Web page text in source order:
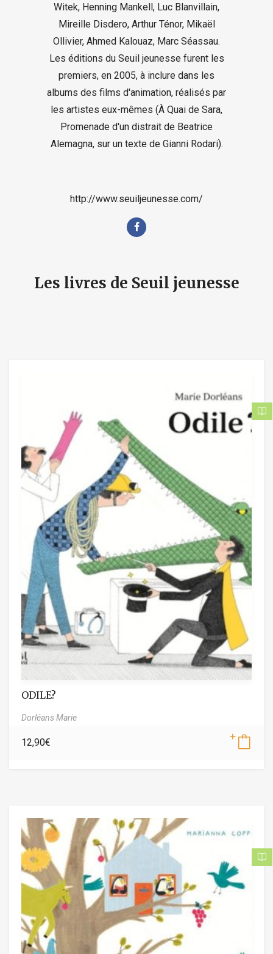
Witek, Henning Mankell, Luc Blanvillain,
Mireille Disdero, Arthur Ténor, Mikaël
Ollivier, Ahmed Kalouaz, Marc Séassau.
Les éditions du Seuil jeunesse furent les
premiers, en 2005, à inclure dans les
albums des films d'animation, réalisés par
les artistes eux-mêmes (À Quai de Sara,
Promenade d'un distrait de Beatrice
Alemagna, sur un texte de Gianni Rodari).
http://www.seuiljeunesse.com/
Les livres de Seuil jeunesse
ODILE?
Dorléans Marie
12,90€